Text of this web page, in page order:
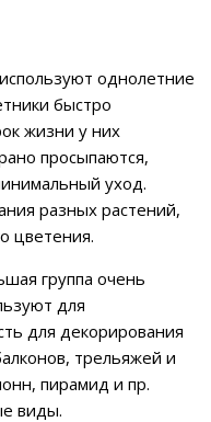
однолетние
быстро
жизни у них
просыпаются,
уход.
разных растений,
цветения.
группа очень
для
для декорирования
трельяжей и
пирамид и пр.
виды.